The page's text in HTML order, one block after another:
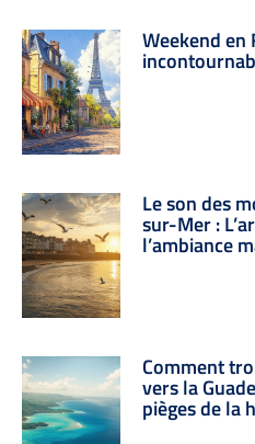
Weekend en
Le son des
sur-Mer :
l’ambiance
Comment
vers la
pièges de la